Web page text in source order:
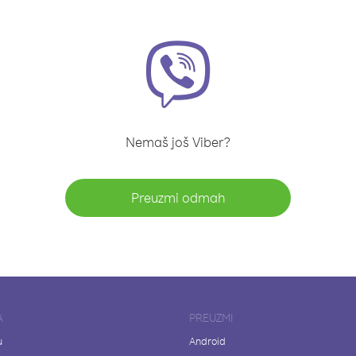
Nemaš još Viber?
Preuzmi odmah
PREUZMI
Android